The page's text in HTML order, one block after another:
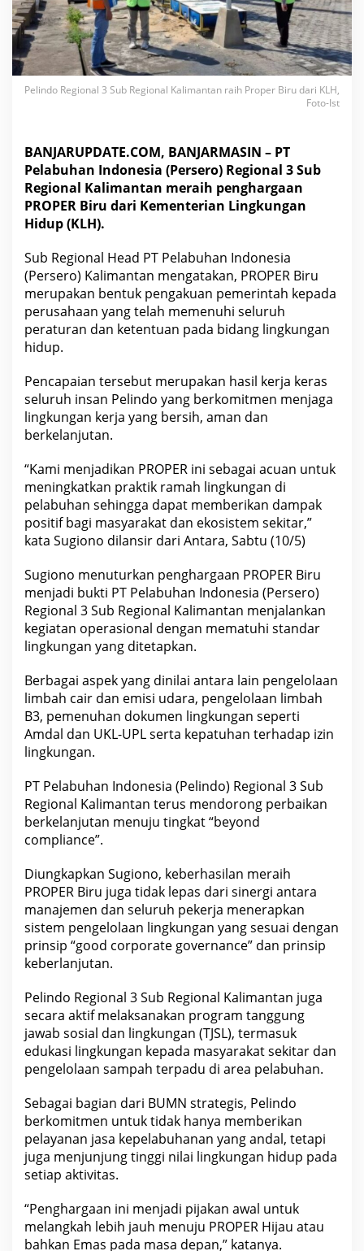
a
n
t
a
n
R
a
r
o
p
e
r
r
u
d
a
r
i
H
,
A
p
t
u
?
Pelindo Regional 3 Sub Regional Kalimantan raih Proper Biru dari KLH,
Foto-Ist
BANJARUPDATE.COM, BANJARMASIN – PT
Pelabuhan Indonesia (Persero) Regional 3 Sub
Regional Kalimantan meraih penghargaan
PROPER Biru dari Kementerian Lingkungan
Hidup (KLH).
Sub Regional Head PT Pelabuhan Indonesia
(Persero) Kalimantan mengatakan, PROPER Biru
merupakan bentuk pengakuan pemerintah kepada
perusahaan yang telah memenuhi seluruh
peraturan dan ketentuan pada bidang lingkungan
hidup.
Pencapaian tersebut merupakan hasil kerja keras
seluruh insan Pelindo yang berkomitmen menjaga
lingkungan kerja yang bersih, aman dan
berkelanjutan.
“Kami menjadikan PROPER ini sebagai acuan untuk
meningkatkan praktik ramah lingkungan di
pelabuhan sehingga dapat memberikan dampak
positif bagi masyarakat dan ekosistem sekitar,”
kata Sugiono dilansir dari Antara, Sabtu (10/5)
Sugiono menuturkan penghargaan PROPER Biru
menjadi bukti PT Pelabuhan Indonesia (Persero)
Regional 3 Sub Regional Kalimantan menjalankan
kegiatan operasional dengan mematuhi standar
lingkungan yang ditetapkan.
Berbagai aspek yang dinilai antara lain pengelolaan
limbah cair dan emisi udara, pengelolaan limbah
B3, pemenuhan dokumen lingkungan seperti
Amdal dan UKL-UPL serta kepatuhan terhadap izin
lingkungan.
PT Pelabuhan Indonesia (Pelindo) Regional 3 Sub
Regional Kalimantan terus mendorong perbaikan
berkelanjutan menuju tingkat “beyond
compliance”.
Diungkapkan Sugiono, keberhasilan meraih
PROPER Biru juga tidak lepas dari sinergi antara
manajemen dan seluruh pekerja menerapkan
sistem pengelolaan lingkungan yang sesuai dengan
prinsip “good corporate governance” dan prinsip
keberlanjutan.
Pelindo Regional 3 Sub Regional Kalimantan juga
secara aktif melaksanakan program tanggung
jawab sosial dan lingkungan (TJSL), termasuk
edukasi lingkungan kepada masyarakat sekitar dan
pengelolaan sampah terpadu di area pelabuhan.
Sebagai bagian dari BUMN strategis, Pelindo
berkomitmen untuk tidak hanya memberikan
pelayanan jasa kepelabuhanan yang andal, tetapi
juga menjunjung tinggi nilai lingkungan hidup pada
setiap aktivitas.
“Penghargaan ini menjadi pijakan awal untuk
melangkah lebih jauh menuju PROPER Hijau atau
bahkan Emas pada masa depan,” katanya.